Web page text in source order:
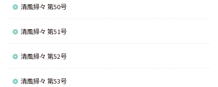
清風掃々 第50号
清風掃々 第51号
清風掃々 第52号
清風掃々 第53号